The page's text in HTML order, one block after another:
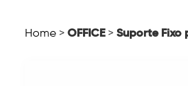
Home > OFFICE > Suporte Fixo